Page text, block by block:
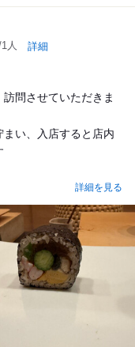
人 詳細
問させていただきま
い、入店すると店内
詳細を見る